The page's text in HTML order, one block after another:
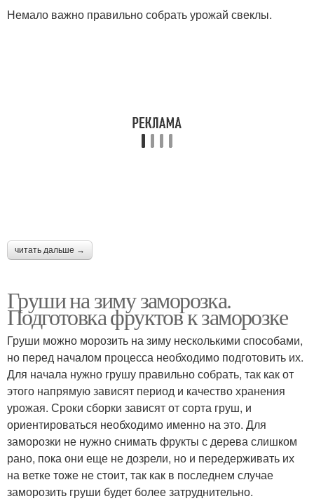
Немало важно правильно собрать урожай свеклы.
читать дальше →
Груши на зиму заморозка.
Подготовка фруктов к заморозке
Груши можно морозить на зиму несколькими способами,
но перед началом процесса необходимо подготовить их.
Для начала нужно грушу правильно собрать, так как от
этого напрямую зависят период и качество хранения
урожая. Сроки сборки зависят от сорта груш, и
ориентироваться необходимо именно на это. Для
заморозки не нужно снимать фрукты с дерева слишком
рано, пока они еще не дозрели, но и передерживать их
на ветке тоже не стоит, так как в последнем случае
заморозить груши будет более затруднительно.